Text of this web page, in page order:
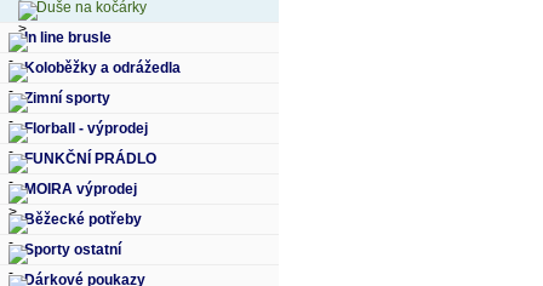
Duše na kočárky
In line brusle
Koloběžky a odrážedla
Zimní sporty
Florball - výprodej
FUNKČNÍ PRÁDLO
MOIRA výprodej
Běžecké potřeby
Sporty ostatní
Dárkové poukazy